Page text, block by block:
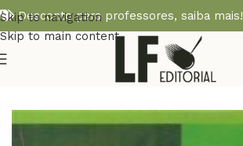
Skip to navigation
Skip to main content
Desconto para professores, saiba mais!
Início